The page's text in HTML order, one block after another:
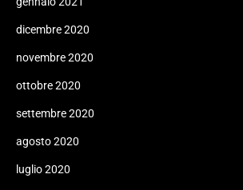
dicembre 2020
novembre 2020
ottobre 2020
settembre 2020
agosto 2020
luglio 2020